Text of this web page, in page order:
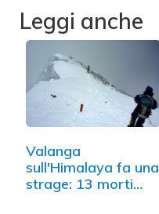
Leggi anche
Valanga
sull'Himalaya fa una
strage: 13 morti